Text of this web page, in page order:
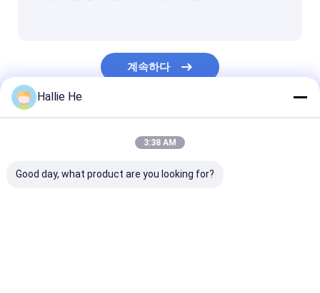
Rfid 리더 모듈
NFC RFID 독자
계속하다
Hallie He
3:38 AM
Good day, what product are you looking for?